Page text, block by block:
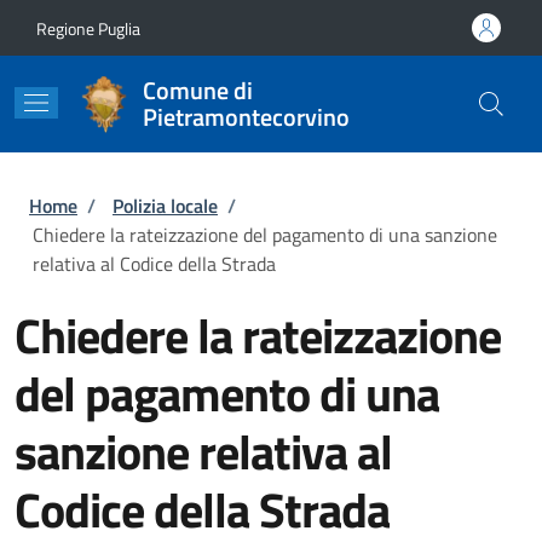
Regione Puglia
Comune di
Pietramontecorvino
Briciole di pane
Home / Polizia locale /
Chiedere la rateizzazione del pagamento di una sanzione
relativa al Codice della Strada
Chiedere la rateizzazione
del pagamento di una
sanzione relativa al
Codice della Strada